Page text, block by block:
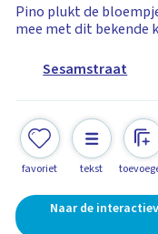
Pino plukt de
mee met dit bekende
Sesamstraat
favoriet tekst
Naar de